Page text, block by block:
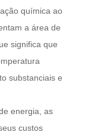
química ao
a área de
significa que
substanciais e
energia, as
custos